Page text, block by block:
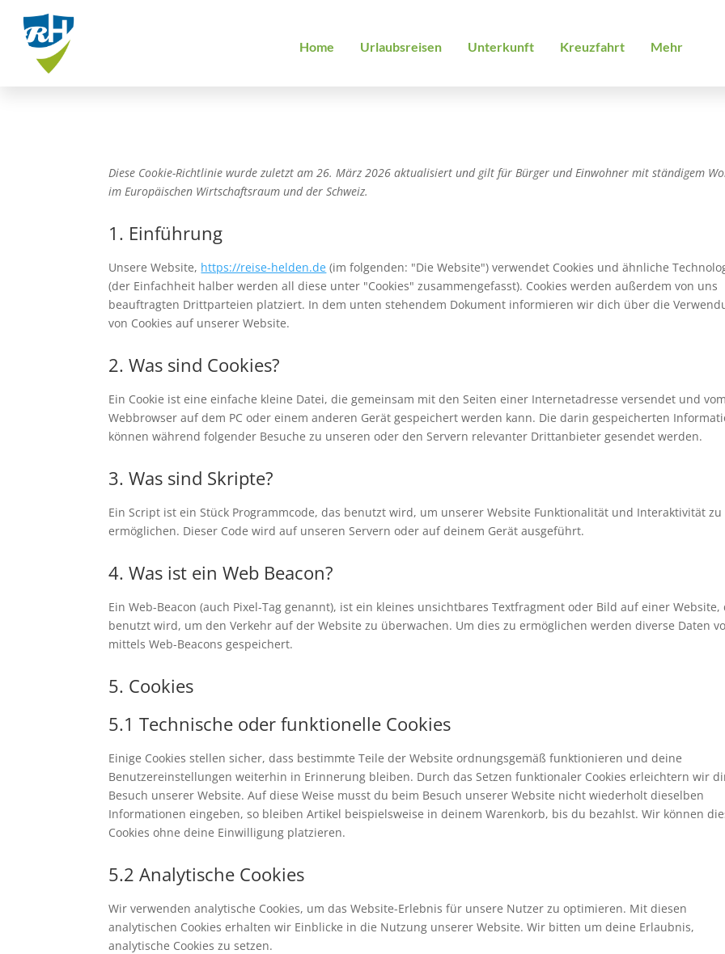
Home Urlaubsreisen Unterkunft Kreuzfahrt Mehr
Diese Cookie-Richtlinie wurde zuletzt am 26. März 2026 aktualisiert und gilt für Bürger und Einwohner mit ständigem
im Europäischen Wirtschaftsraum und der Schweiz.
1. Einführung
Unsere Website, https://reise-helden.de (im folgenden: "Die Website") verwendet Cookies und ähnliche
(der Einfachheit halber werden all diese unter "Cookies" zusammengefasst). Cookies werden außerdem von uns
beauftragten Drittparteien platziert. In dem unten stehendem Dokument informieren wir dich über die
von Cookies auf unserer Website.
2. Was sind Cookies?
Ein Cookie ist eine einfache kleine Datei, die gemeinsam mit den Seiten einer Internetadresse versendet und vom
Webbrowser auf dem PC oder einem anderen Gerät gespeichert werden kann. Die darin gespeicherten
können während folgender Besuche zu unseren oder den Servern relevanter Drittanbieter gesendet werden.
3. Was sind Skripte?
Ein Script ist ein Stück Programmcode, das benutzt wird, um unserer Website Funktionalität und Interaktivität zu
ermöglichen. Dieser Code wird auf unseren Servern oder auf deinem Gerät ausgeführt.
4. Was ist ein Web Beacon?
Ein Web-Beacon (auch Pixel-Tag genannt), ist ein kleines unsichtbares Textfragment oder Bild auf einer Website,
benutzt wird, um den Verkehr auf der Website zu überwachen. Um dies zu ermöglichen werden diverse Daten
mittels Web-Beacons gespeichert.
5. Cookies
5.1 Technische oder funktionelle Cookies
Einige Cookies stellen sicher, dass bestimmte Teile der Website ordnungsgemäß funktionieren und deine
Benutzereinstellungen weiterhin in Erinnerung bleiben. Durch das Setzen funktionaler Cookies erleichtern wir
Besuch unserer Website. Auf diese Weise musst du beim Besuch unserer Website nicht wiederholt dieselben
Informationen eingeben, so bleiben Artikel beispielsweise in deinem Warenkorb, bis du bezahlst. Wir können
Cookies ohne deine Einwilligung platzieren.
5.2 Analytische Cookies
Wir verwenden analytische Cookies, um das Website-Erlebnis für unsere Nutzer zu optimieren. Mit diesen
analytischen Cookies erhalten wir Einblicke in die Nutzung unserer Website. Wir bitten um deine Erlaubnis,
analytische Cookies zu setzen.